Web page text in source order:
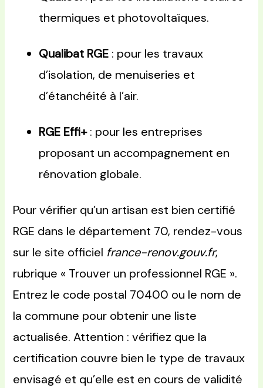
thermiques et photovoltaïques.
Qualibat RGE : pour les travaux
d’isolation, de menuiseries et
d’étanchéité à l’air.
RGE Effi+: pour les entreprises
proposant un accompagnement en
rénovation globale.
Pour vérifier qu’un artisan est bien certifié
RGE dans le département 70, rendez-vous
sur le site officiel france-renov.gouv.fr,
rubrique « Trouver un professionnel RGE ».
Entrez le code postal 70400 ou le nom de
la commune pour obtenir une liste
actualisée. Attention : vérifiez que la
certification couvre bien le type de travaux
envisagé et qu’elle est en cours de validité